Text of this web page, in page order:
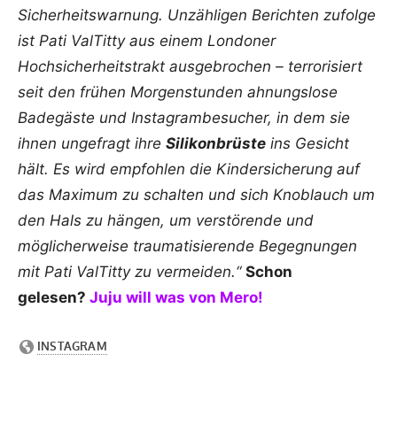
Sicherheitswarnung. Unzähligen Berichten zufolge
ist Pati ValTitty aus einem Londoner
Hochsicherheitstrakt ausgebrochen – terrorisiert
seit den frühen Morgenstunden ahnungslose
Badegäste und Instagrambesucher, in dem sie
ihnen ungefragt ihre Silikonbrüste ins Gesicht
hält. Es wird empfohlen die Kindersicherung auf
das Maximum zu schalten und sich Knoblauch um
den Hals zu hängen, um verstörende und
möglicherweise traumatisierende Begegnungen
mit Pati ValTitty zu vermeiden.“Schon
gelesen? Juju will was von Mero!